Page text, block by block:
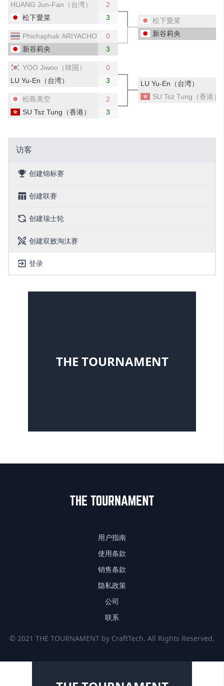
HUANG Jun-Fan（台湾）
2
松下愛菜
3
Phichaphak ARIYACHOTIMA（タイ）
0
新谷莉央
3
YOO Jiwoo（韓国）
0
LU Yu-En（台湾）
3
松島美空
2
SU Tsz Tung（香港）
3
松下愛菜
新谷莉央
LU Yu-En（台湾）
SU Tsz Tung（香港）
访客
创建锦标赛
创建联赛
创建瑞士轮
创建双败淘汰赛
登录
THE TOURNAMENT
用户指南
使用条款
销售条款
隐私政策
公司
联系
© 2021 THE TOURNAMENT by CraftTech. All Rights Reserved.